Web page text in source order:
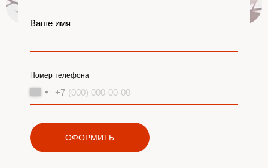
Ваше имя
Номер телефона
+7
ОФОРМИТЬ